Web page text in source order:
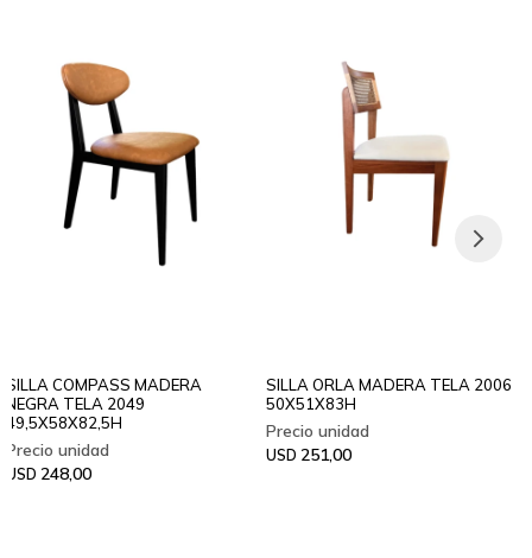
SILLA COMPASS MADERA
NEGRA TELA 2049
49,5X58X82,5H
USD 248,00
SILLA ORLA MADERA TELA 2006
50X51X83H
USD 251,00